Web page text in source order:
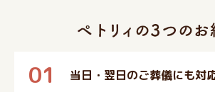
01 当日・翌日のご葬儀にも対